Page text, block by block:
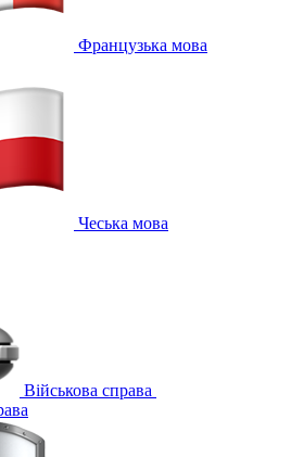
Французька мова
Чеська мова
Військова справа